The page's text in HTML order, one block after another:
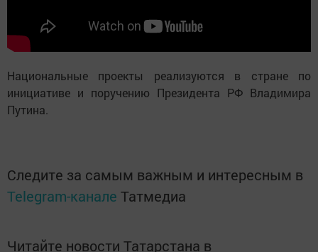
Национальные проекты реализуются в стране по
инициативе и поручению Президента РФ Владимира
Путина.
Следите за самым важным и интересным в
Telegram-канале Татмедиа
Читайте новости Татарстана в